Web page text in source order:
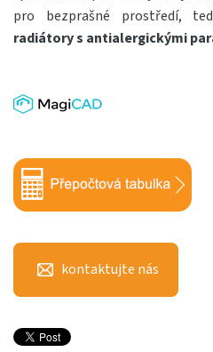
pro bezprašné prostředí,
radiátory s antialergickými
kontaktujte nás